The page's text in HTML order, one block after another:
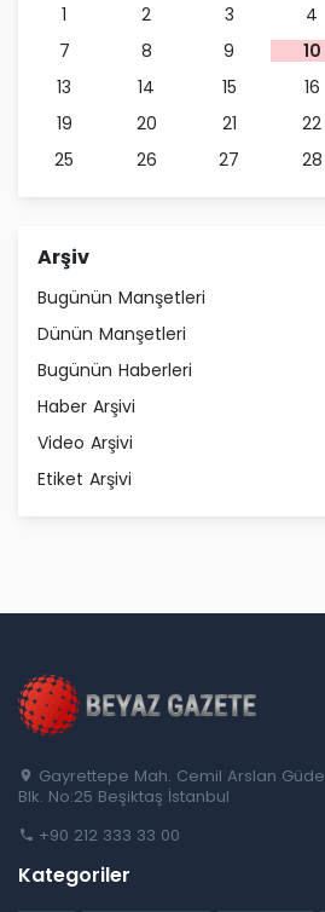
1 2 3 4
7
8 9 10
13
14 15 16
19
20 21 22
25
26 27 28
Arşiv
Bugünün Manşetleri
Dünün Manşetleri
Bugünün Haberleri
Haber Arşivi
Video Arşivi
Etiket Arşivi
Gayrettepe Mah. Cemil Arslan
Blk. No:25 Beşiktaş İstanbul
+90 212 333 33 00
Kategoriler